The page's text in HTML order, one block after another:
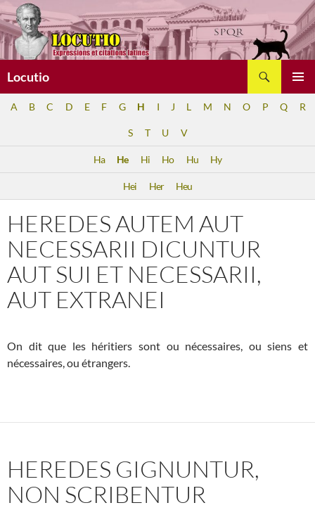
Aller
au
contenu
Locutio
A B C D E F G H I J L M N O P Q R
S T U V
Ha He Hi Ho Hu Hy
Hei Her Heu
HEREDES AUTEM AUT
NECESSARII DICUNTUR
AUT SUI ET NECESSARII,
AUT EXTRANEI
On dit que les héritiers sont ou nécessaires, ou siens et
nécessaires, ou étrangers.
HEREDES GIGNUNTUR,
NON SCRIBENTUR